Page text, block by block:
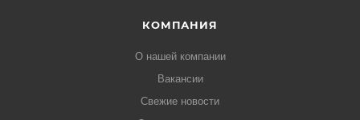
КОМПАНИЯ
О нашей компании
Вакансии
Свежие новости